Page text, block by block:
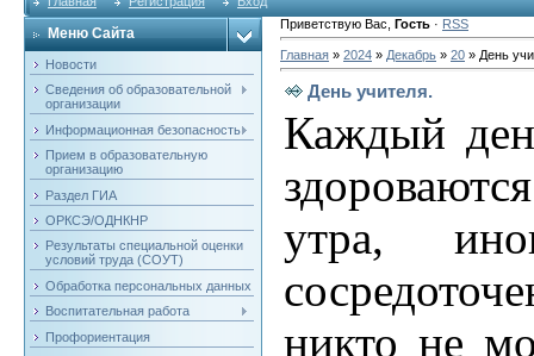
Меню Сайта
Новости
Сведения об образовательной
организации
Информационная безопасность
Прием в образовательную
организацию
Раздел ГИА
ОРКСЭ/ОДНКНР
Результаты специальной оценки
условий труда (СОУТ)
Обработка персональных данных
Воспитательная работа
Профориентация
Приветствую Вас Гость · RSS
Главная » 2024 » Декабрь » 20 » День
День учителя.
Каждый
утра,
никто не